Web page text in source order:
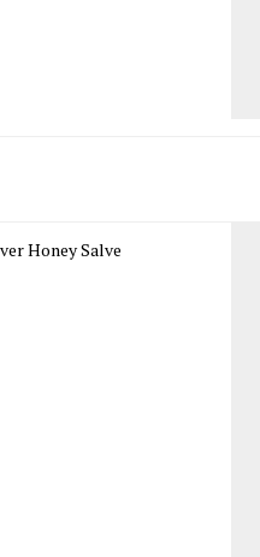
Honey Salve